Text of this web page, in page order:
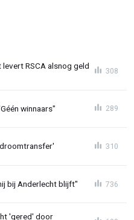
RSCA alsnog geld
308
winnaars" 289
310
bij Anderlecht blijft" 736
'gered' door